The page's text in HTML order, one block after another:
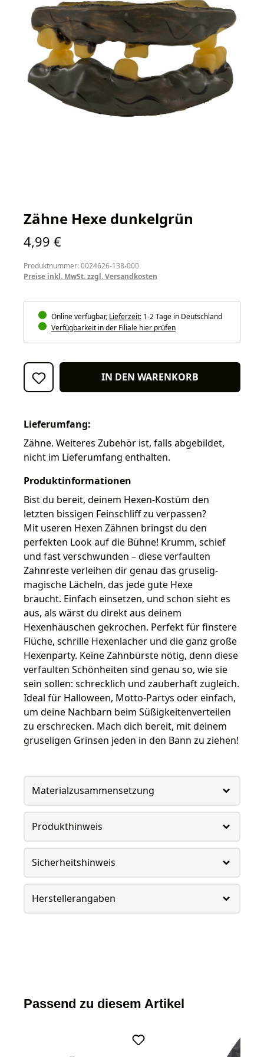
Zähne Hexe dunkelgrün
Regulärer Preis:
4,99 €
Produktnummer: 0024626-138-000
Preise inkl. MwSt. zzgl. Versandkosten
Online verfügbar, Lieferzeit: 1-2 Tage in Deutschland
Verfügbarkeit in der Filiale hier prüfen
IN DEN WARENKORB
Lieferumfang:
Zähne. Weiteres Zubehör ist, falls abgebildet,
nicht im Lieferumfang enthalten.
Produktinformationen
Bist du bereit, deinem Hexen-Kostüm den
letzten bissigen Feinschliff zu verpassen?
Mit useren Hexen Zähnen bringst du den
perfekten Look auf die Bühne! Krumm, schief
und fast verschwunden – diese verfaulten
Zahnreste verleihen dir genau das gruselig-
magische Lächeln, das jede gute Hexe
braucht. Einfach einsetzen, und schon sieht es
aus, als wärst du direkt aus deinem
Hexenhäuschen gekrochen. Perfekt für finstere
Flüche, schrille Hexenlacher und die ganz große
Hexenparty. Keine Zahnbürste nötig, denn diese
verfaulten Schönheiten sind genau so, wie sie
sein sollen: schrecklich und zauberhaft zugleich.
Ideal für Halloween, Motto-Partys oder einfach,
um deine Nachbarn beim Süßigkeitenverteilen
zu erschrecken. Mach dich bereit, mit deinem
gruseligen Grinsen jeden in den Bann zu ziehen!
Materialzusammensetzung
Produkthinweis
Sicherheitshinweis
Herstellerangaben
Passend zu diesem Artikel